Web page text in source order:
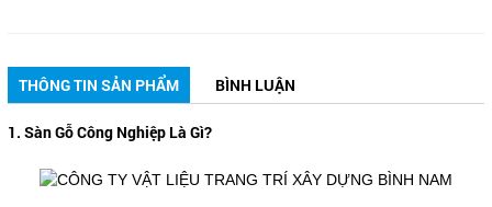
THÔNG TIN SẢN PHẨM BÌNH LUẬN
1. Sàn Gỗ Công Nghiệp Là Gì?